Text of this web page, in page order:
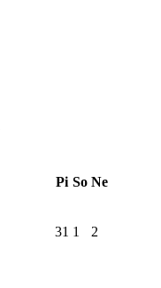
Pi So Ne
31 1 2